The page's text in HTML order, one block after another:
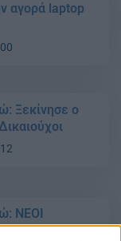
αγορά laptop
Ξεκίνησε ο
ΝΕΟΙ